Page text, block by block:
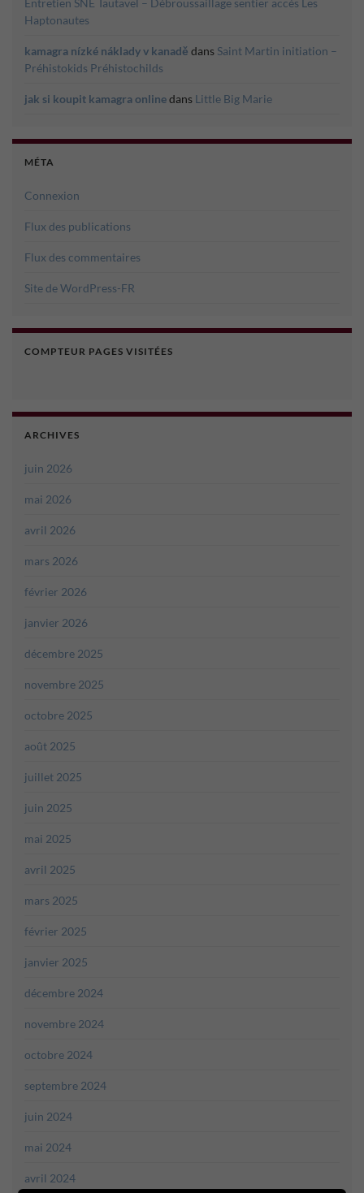
Entretien SNE Tautavel – Débroussaillage sentier accès Les
Haptonautes
kamagra nízké náklady v kanadě dans Saint Martin initiation –
Préhistokids Préhistochilds
jak si koupit kamagra onlinedans Little Big Marie
MÉTA
Connexion
Flux des publications
Flux des commentaires
Site de WordPress-FR
COMPTEUR PAGES VISITÉES
ARCHIVES
juin 2026
mai 2026
avril 2026
mars 2026
février 2026
janvier 2026
décembre 2025
novembre 2025
octobre 2025
août 2025
juillet 2025
juin 2025
mai 2025
avril 2025
mars 2025
février 2025
janvier 2025
décembre 2024
novembre 2024
octobre 2024
septembre 2024
juin 2024
mai 2024
avril 2024